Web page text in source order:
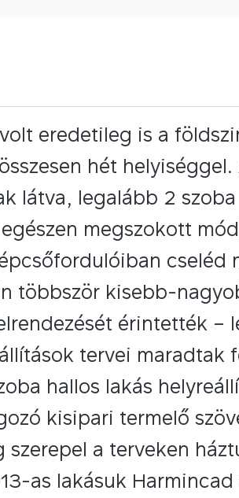
eredetileg is a
hét
látva, legalább 2
megszokott
cseléd
többször kisebb-
érintették –
tervei maradtak
hallos lakás
kisipari termelő
a terveken
as lakásuk